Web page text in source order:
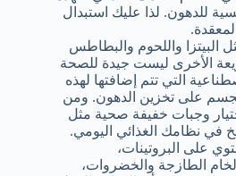
للدهون. لذا عليك استبدال
البيتزا واللحوم والبطاطس
الأخرى ليست جيدة للصحة
التي تتم إضافتها لهذه
على تخزين الدهون. ومن
وجبات خفيفة صحية مثل
في نظامك الغذائي اليومي.
على البروتينات،
الطازجة والخضروات،